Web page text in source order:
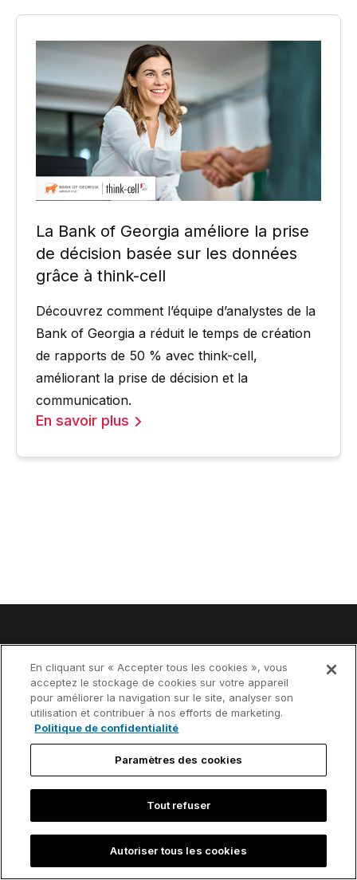
La Bank of Georgia améliore la prise
de décision basée sur les données
grâce à think-cell
Découvrez comment l’équipe d’analystes de la
Bank of Georgia a réduit le temps de création
de rapports de 50 % avec think-cell,
améliorant la prise de décision et la
communication.
En savoir plus
The leading PowerPoint
productivity tool
think-cell Suite
Commander
Téléchargez notre
En cliquant sur « Accepter tous les cookies », vous
acceptez le stockage de cookies sur votre appareil
pour améliorer la navigation sur le site, analyser son
utilisation et contribuer à nos efforts de marketing.
Politique de confidentialité
Paramètres des cookies
Tout refuser
Autoriser tous les cookies